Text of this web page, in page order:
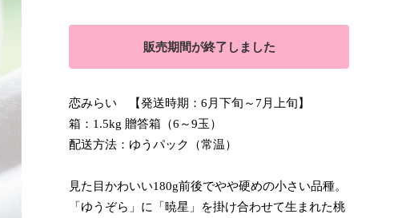
販売期間が終了しました
恋みらい 【発送時期：6月下旬～7月上旬】
箱：1.5kg 贈答箱（6～9玉）
配送方法：ゆうパック（常温）
見た目かわいい180g前後でやや硬めの小さい品種。
「ゆうぞら」に「暁星」を掛け合わせて生まれた桃